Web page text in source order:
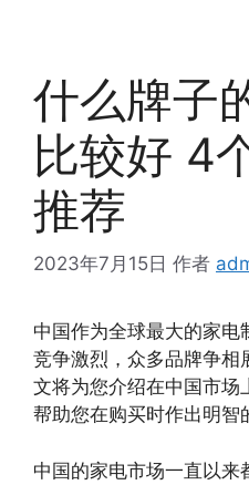
什么牌子
比较好 4
推荐
2023年7月15日 作者
中国作为全球最大的家电
竞争激烈，众多品牌争相
文将为您介绍在中国市场
帮助您在购买时作出明智
中国的家电市场一直以来